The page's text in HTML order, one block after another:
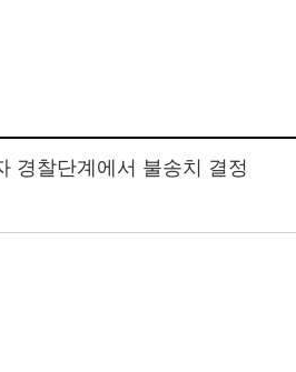
경찰단계에서 불송치 결정